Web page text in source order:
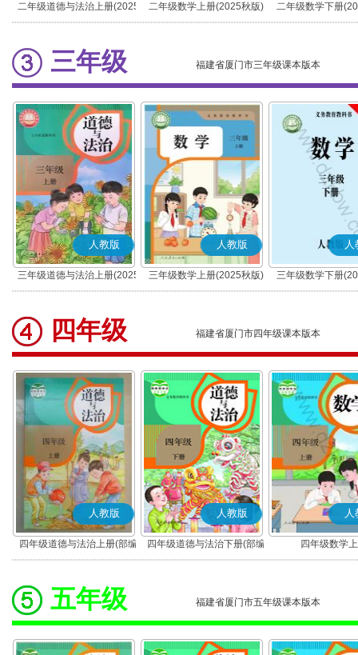
二年级道德与法治上册(2025
秋版)(部编版)
二年级数学上册(2025秋版) 二年级数学下册
三年级 福建省厦门市三年级课本版本
人教版
三年级道德与法治上册(2025
秋版)(部编版)
人教版
三年级数学上册(2025秋版)
人
三年级数学下册
四年级 福建省厦门市四年级课本版本
人教版
四年级道德与法治上册(部编
版)
人教版
四年级道德与法治下册(部编
版)
人
四年级数学
五年级 福建省厦门市五年级课本版本